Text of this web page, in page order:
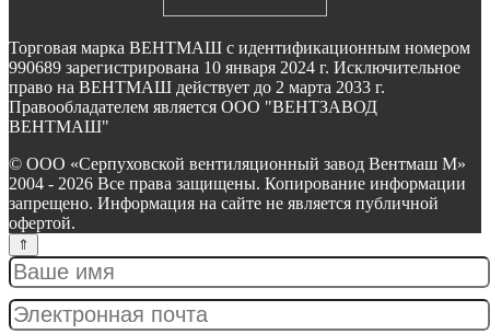
Торговая марка ВЕНТМАШ с идентификационным номером
990689 зарегистрирована 10 января 2024 г. Исключительное
право на ВЕНТМАШ действует до 2 марта 2033 г.
Правообладателем является ООО "ВЕНТЗАВОД
ВЕНТМАШ"
© ООО «Серпуховской вентиляционный завод Вентмаш М»
2004 - 2026 Все права защищены. Копирование информации
запрещено. Информация на сайте не является публичной
офертой.